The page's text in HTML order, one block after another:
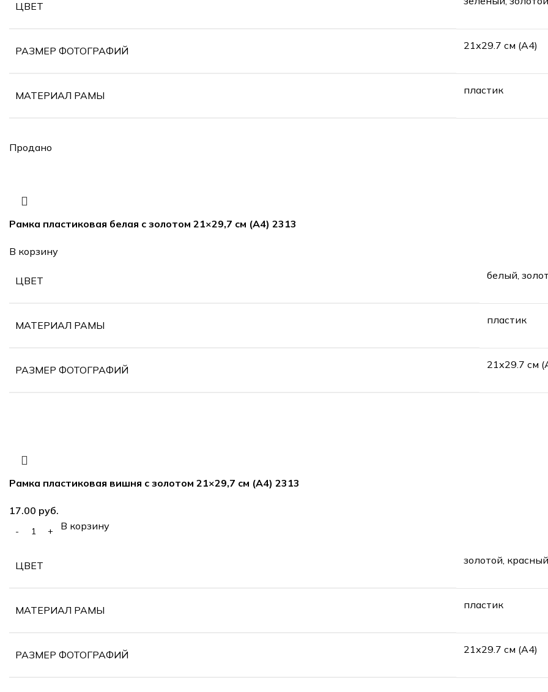
ЦВЕТ
РАЗМЕР ФОТОГРАФИЙ 21х29.7 см (А4)
МАТЕРИАЛ РАМЫ пластик
Продано
Рамка пластиковая белая с золотом 21×29,7 см (А4) 2313
В корзину
ЦВЕТ белый,
МАТЕРИАЛ РАМЫ пластик
РАЗМЕР ФОТОГРАФИЙ 21х29.7 см
Рамка пластиковая вишня с золотом 21×29,7 см (А4) 2313
руб.
В корзину
ЦВЕТ золотой, красный
МАТЕРИАЛ РАМЫ пластик
РАЗМЕР ФОТОГРАФИЙ 21х29.7 см (А4)